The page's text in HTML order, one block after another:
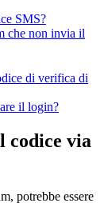
SMS?
che non invia il
di verifica di
il login?
codice via
potrebbe essere